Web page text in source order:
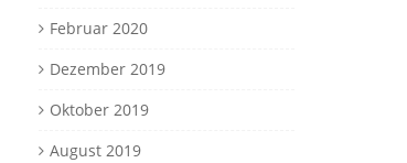
Februar 2020
Dezember 2019
Oktober 2019
August 2019